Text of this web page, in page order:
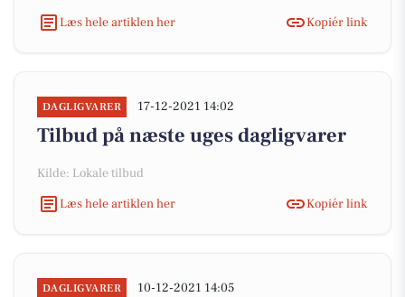
Læs hele artiklen her
Kopiér link
DAGLIGVARER 17-12-2021 14:02
Tilbud på næste uges dagligvarer
Kilde: Lokale tilbud
Læs hele artiklen her
Kopiér link
DAGLIGVARER 10-12-2021 14:05